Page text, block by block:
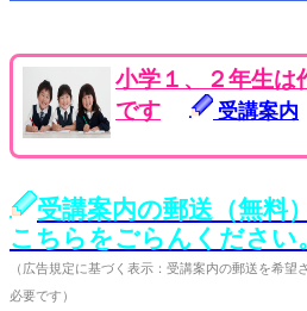
小学１、２年生は
です
受講案内
受講案内の郵送（無料
こちらをごらんください。
（広告規定に基づく表示：受講案内の郵送を希
必要です）